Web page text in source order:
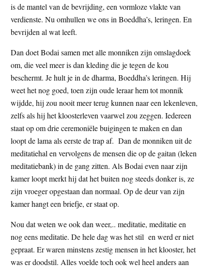
is de mantel van de bevrijding, een vormloze vlakte van
verdienste. Nu omhullen we ons in Boeddha’s, leringen. En
bevrijden al wat leeft.
Dan doet Bodai samen met alle monniken zijn omslagdoek
om, die veel meer is dan kleding die je tegen de kou
beschermt. Je hult je in de dharma, Boeddha’s leringen. Hij
weet het nog goed, toen zijn oude leraar hem tot monnik
wijdde, hij zou nooit meer terug kunnen naar een lekenleven,
zelfs als hij het kloosterleven vaarwel zou zeggen. Iedereen
staat op om drie ceremoniële buigingen te maken en dan
loopt de lama als eerste de trap af. Dan de monniken uit de
meditatiehal en vervolgens de mensen die op de gaitan (leken
meditatiebank) in de gang zitten. Als Bodai even naar zijn
kamer loopt merkt hij dat het buiten nog steeds donker is, ze
zijn vroeger opgestaan dan normaal. Op de deur van zijn
kamer hangt een briefje, er staat op.
Nou dat weten we ook dan weer,.. meditatie, meditatie en
nog eens meditatie. De hele dag was het stil en werd er niet
gepraat. Er waren minstens zestig mensen in het klooster, het
was er doodstil. Alles voelde toch ook wel heel anders aan